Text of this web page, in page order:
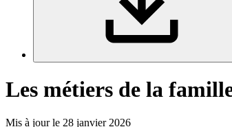
Les métiers de la
Mis à jour le 28 janvier 2026